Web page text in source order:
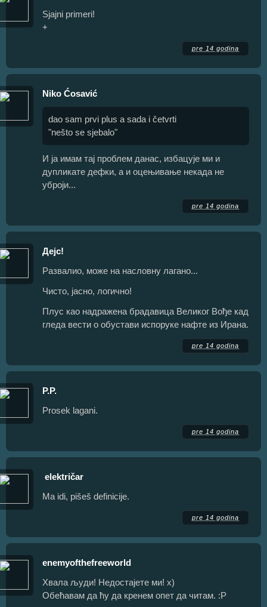
Sjajni primeri!
+
pre 14 godina
Niko Ćosavić
dao sam prvi plus a sada i četvrti
"nešto se sjebalo"
И ја имам тај проблем данас, избацује ми и
дупликате дефки, а и оцењивање некада не
уброји...
pre 14 godina
Дејс!
Развалио, може на насловну лагано...
Чисто, јасно, логично!
Плус као надражена брадавица Великог Вође кад
гледа вести о обустави испоруке нафте из Ирана.
pre 14 godina
P.P.
Prosek lagani.
pre 14 godina
električar
Ma idi, pišeš definicije.
pre 14 godina
enemyofthefreeworld
Хвала људи! Недостајете ми! х)
Обећавам да ћу да кренем опет да читам. :Р